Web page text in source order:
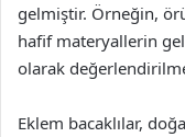
gelmiştir. Örneğin,
hafif materyallerin
olarak
Eklem bacaklılar,